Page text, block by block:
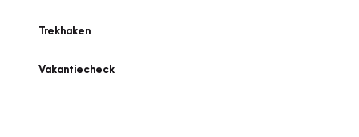
Trekhaken
Vakantiecheck